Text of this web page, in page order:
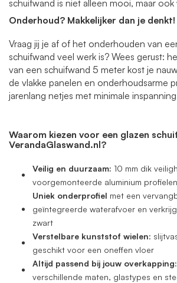
schuifwand is niet alleen mooi, maar
Onderhoud? Makkelijker dan je denkt!
Vraag jij je af of het onderhouden van
schuifwand veel werk is? Wees gerust:
van een schuifwand 5 meter kost je
de vlakke panelen en onderhoudsarme
jarenlang netjes met minimale
Waarom kiezen voor een glazen
VerandaGlaswand.nl?
Veilig en duurzaam: 10 mm dik
voorgemonteerde aluminium profielen
Uniek onderprofiel met een
geïntegreerde waterafvoer en
zwart
Verstelbare kunststof wielen:
geschikt voor een oneffen vloer
Altijd passend bij jouw overkapping:
verschillende maten, glastypes en